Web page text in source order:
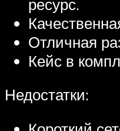
ресурс.
Отличная
Кейс в
Недостатки: